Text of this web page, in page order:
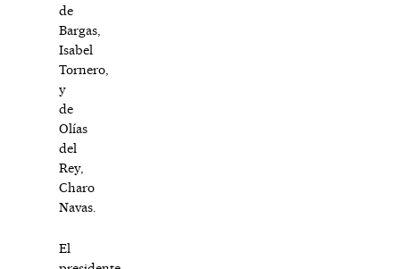
de
Bargas,
Isabel
Tornero,
y
de
Olías
del
Rey,
Charo
Navas.
El